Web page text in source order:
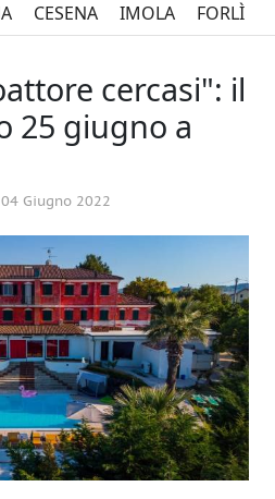
CESENA IMOLA FORLÌ
cercasi": il
25 giugno a
04 Giugno 2022